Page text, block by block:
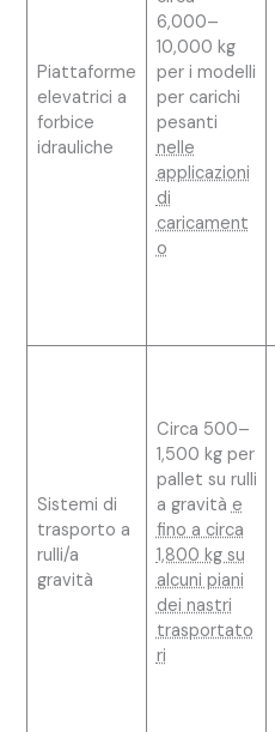
Piattaforme
elevatrici a
forbice
idrauliche
6,000–
10,000 kg
per i modelli
per carichi
pesanti
nelle
applicazioni
di
caricament
o
Sistemi di
trasporto a
rulli/a
gravità
Circa 500–
1,500 kg per
pallet su rulli
a gravità e
fino a circa
1,800 kg su
alcuni piani
dei nastri
trasportato
ri